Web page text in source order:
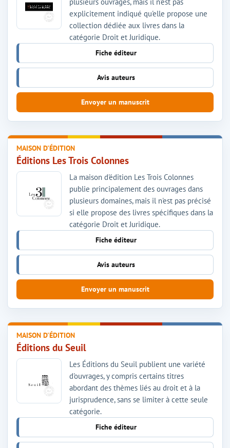
MAISON D'ÉDITION
Éditions Les Trois Colonnes
La maison d'édition Les Trois Colonnes
publie principalement des ouvrages dans
plusieurs domaines, mais il n'est pas précisé
si elle propose des livres spécifiques dans la
catégorie Droit et Juridique.
Fiche éditeur
Avis auteurs
Envoyer un manuscrit
MAISON D'ÉDITION
Éditions du Seuil
Les Éditions du Seuil publient une variété
d'ouvrages, y compris certains titres
abordant des thèmes liés au droit et à la
jurisprudence, sans se limiter à cette seule
catégorie.
Fiche éditeur
explicitement indiqué qu'elle propose une
collection dédiée aux livres dans la
catégorie Droit et Juridique.
Fiche éditeur
Avis auteurs
Envoyer un manuscrit